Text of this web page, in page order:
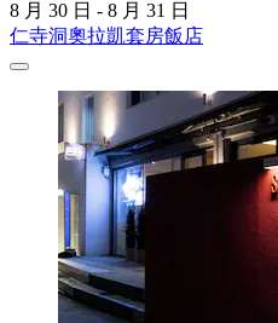
8 月 30 日 - 8 月 31 日
仁寺洞奧拉凱套房飯店